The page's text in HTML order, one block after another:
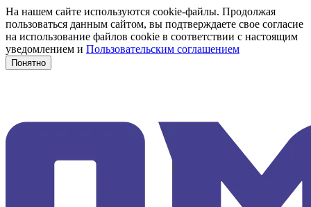
На нашем сайте используются cookie-файлы. Продолжая
пользоваться данным сайтом, вы подтверждаете свое согласие
на использование файлов cookie в соответствии с настоящим
уведомлением и Пользовательским соглашением
Понятно